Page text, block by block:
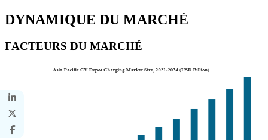
DYNAMIQUE DU MARCHÉ
FACTEURS DU MARCHÉ